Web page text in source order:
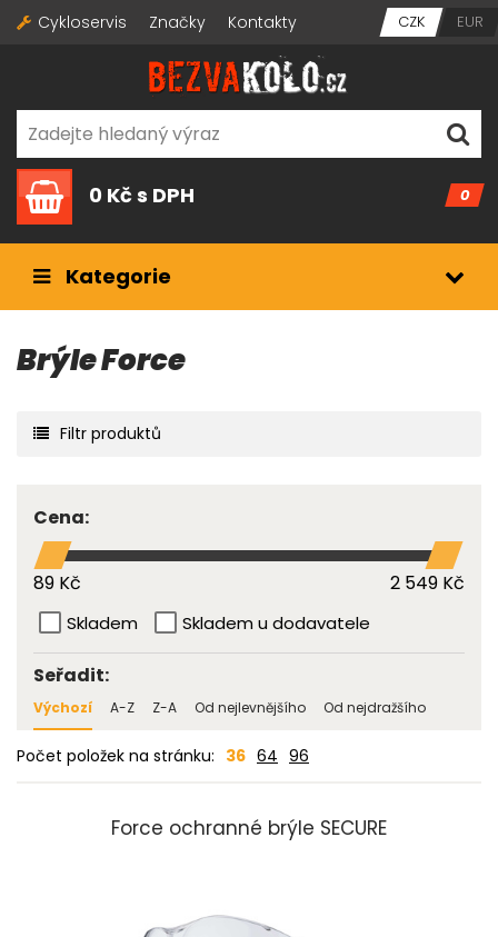
Cykloservis Značky Kontakty CZK EUR
0
0 Kčs DPH
Kategorie
Brýle Force
Filtr produktů
Cena:
89 Kč 2 549 Kč
Skladem Skladem u dodavatele
Seřadit:
Výchozí A-Z Z-A Od nejlevnějšího Od nejdražšího
Počet položek na stránku: 36 64 96
Force ochranné brýle SECURE